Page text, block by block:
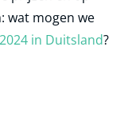
wat mogen we
in Duitsland?